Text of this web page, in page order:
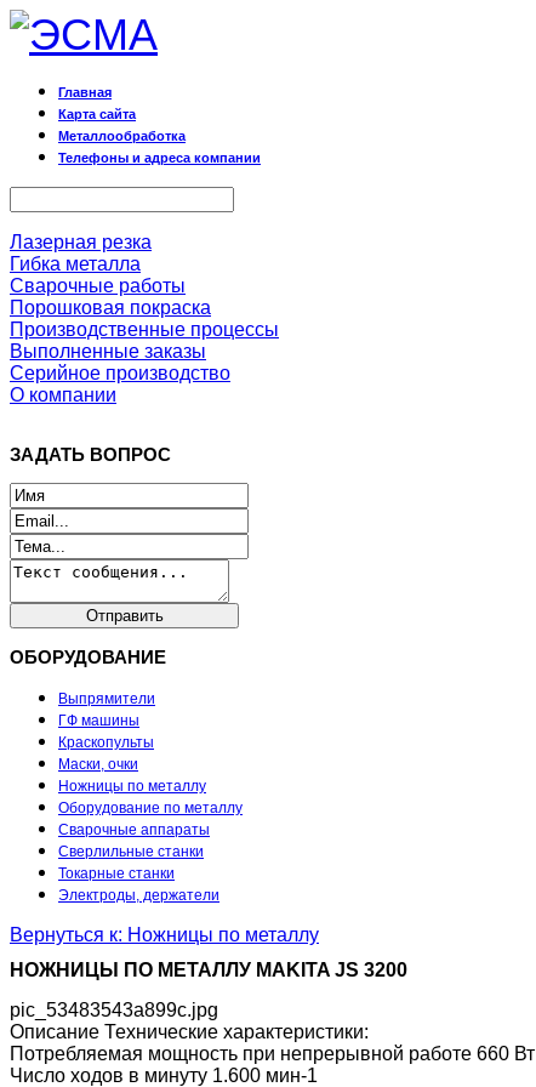
Главная
Карта сайта
Металлообработка
Телефоны и адреса компании
Лазерная резка
Гибка металла
Сварочные работы
Порошковая покраска
Производственные процессы
Выполненные заказы
Серийное производство
О компании
ЗАДАТЬ ВОПРОС
ОБОРУДОВАНИЕ
Выпрямители
ГФ машины
Краскопульты
Маски, очки
Ножницы по металлу
Оборудование по металлу
Сварочные аппараты
Сверлильные станки
Токарные станки
Электроды, держатели
Вернуться к: Ножницы по металлу
НОЖНИЦЫ ПО МЕТАЛЛУ MAKITA JS 3200
pic_53483543a899c.jpg
Описание Технические характеристики:
Потребляемая мощность при непрерывной работе 660 Вт
Число ходов в минуту 1.600 мин-1